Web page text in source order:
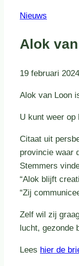
Nieuws
Alok
19 februari 2024
Alok van Loon
U kunt weer op
Citaat uit
provincie waar
Stemmers
“Alok blijft
“Zij
Zelf wil zij
lucht, gezonde
Lees hier de